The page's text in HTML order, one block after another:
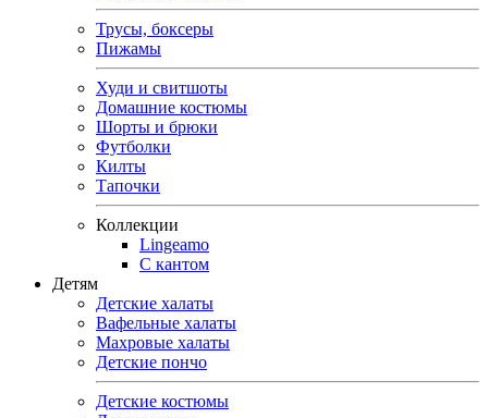
Трусы, боксеры
Пижамы
Худи и свитшоты
Домашние костюмы
Шорты и брюки
Футболки
Килты
Тапочки
Коллекции
Lingeamo
С кантом
Детям
Детские халаты
Вафельные халаты
Махровые халаты
Детские пончо
Детские костюмы